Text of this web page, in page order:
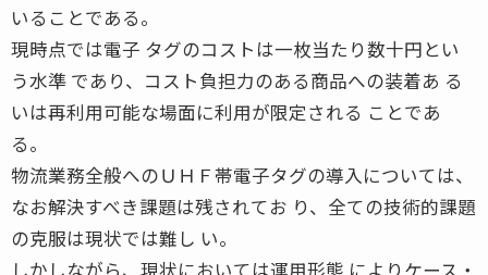
いることである。
現時点では電子 タグのコストは一枚当たり数十円とい
う水準 であり、コスト負担力のある商品への装着あ る
いは再利用可能な場面に利用が限定される ことであ
る。
物流業務全般へのＵＨＦ帯電子タグの導入については、
なお解決すべき課題は残されてお り、全ての技術的課題
の克服は現状では難し い。
しかしながら、現状においては運用形態 によりケース・